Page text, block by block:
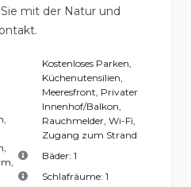
mit der Natur und
,
,
,
Kostenloses Parken,
Küchenutensilien,
Meeresfront, Privater
Innenhof/Balkon,
Rauchmelder, Wi-Fi,
Zugang zum Strand
Bäder: 1
Schlafräume: 1